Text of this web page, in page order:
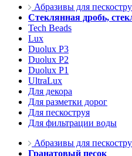
Абразивы для
Стеклянная дробь,
Tech Beads
Lux
Duolux P3
Duolux P2
Duolux P1
UltraLux
Для декора
Для разметки дорог
Для пескоструя
Для фильтрации воды
Абразивы для
Гранатовый песок